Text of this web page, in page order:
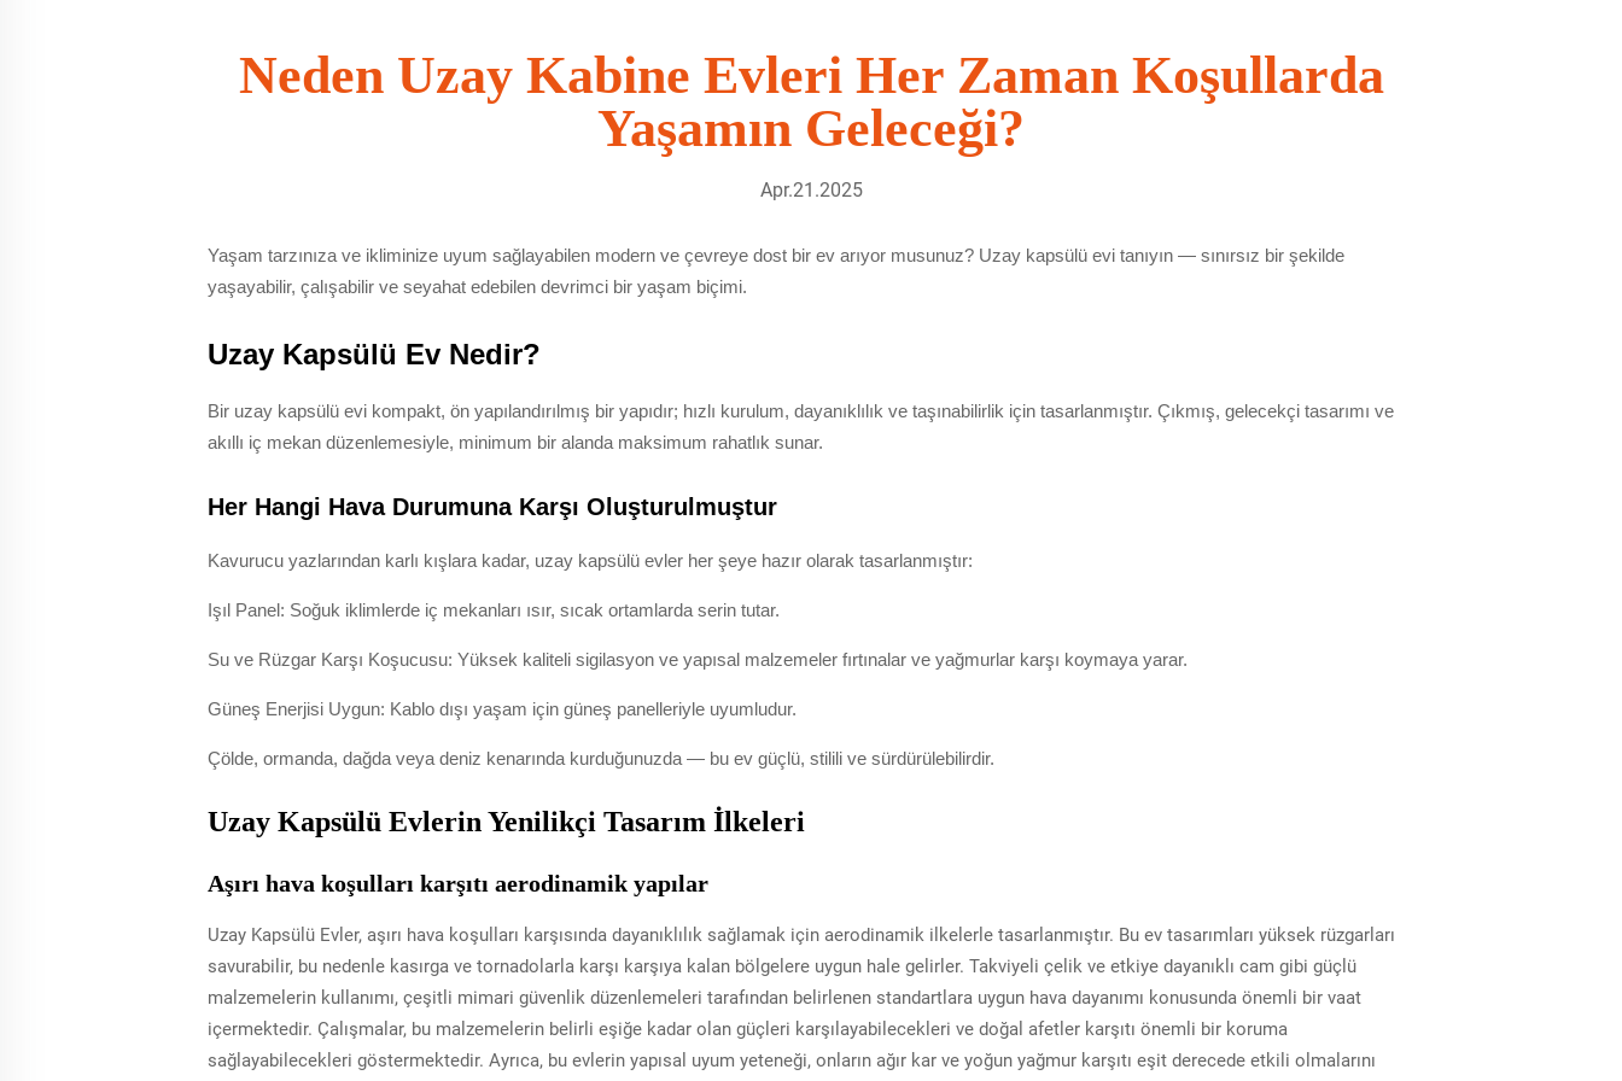
Neden Uzay Kabine Evleri Her Zaman Koşullarda
Yaşamın Geleceği?
Apr.21.2025
Yaşam tarzınıza ve ikliminize uyum sağlayabilen modern ve çevreye dost bir ev arıyor musunuz? Uzay kapsülü evi tanıyın — sınırsız bir şekilde
yaşayabilir, çalışabilir ve seyahat edebilen devrimci bir yaşam biçimi.
Uzay Kapsülü Ev Nedir?
Bir uzay kapsülü evi kompakt, ön yapılandırılmış bir yapıdır; hızlı kurulum, dayanıklılık ve taşınabilirlik için tasarlanmıştır. Çıkmış, gelecekçi tasarımı ve
akıllı iç mekan düzenlemesiyle, minimum bir alanda maksimum rahatlık sunar.
Her Hangi Hava Durumuna Karşı Oluşturulmuştur
Kavurucu yazlarından karlı kışlara kadar, uzay kapsülü evler her şeye hazır olarak tasarlanmıştır:
Işıl Panel: Soğuk iklimlerde iç mekanları ısır, sıcak ortamlarda serin tutar.
Su ve Rüzgar Karşı Koşucusu: Yüksek kaliteli sigilasyon ve yapısal malzemeler fırtınalar ve yağmurlar karşı koymaya yarar.
Güneş Enerjisi Uygun: Kablo dışı yaşam için güneş panelleriyle uyumludur.
Çölde, ormanda, dağda veya deniz kenarında kurduğunuzda — bu ev güçlü, stilili ve sürdürülebilirdir.
Uzay Kapsülü Evlerin Yenilikçi Tasarım İlkeleri
Aşırı hava koşulları karşıtı aerodinamik yapılar
Uzay Kapsülü Evler, aşırı hava koşulları karşısında dayanıklılık sağlamak için aerodinamik ilkelerle tasarlanmıştır. Bu ev tasarımları yüksek rüzgarları
savurabilir, bu nedenle kasırga ve tornadolarla karşı karşıya kalan bölgelere uygun hale gelirler. Takviyeli çelik ve etkiye dayanıklı cam gibi güçlü
malzemelerin kullanımı, çeşitli mimari güvenlik düzenlemeleri tarafından belirlenen standartlara uygun hava dayanımı konusunda önemli bir vaat
içermektedir. Çalışmalar, bu malzemelerin belirli eşiğe kadar olan güçleri karşılayabilecekleri ve doğal afetler karşıtı önemli bir koruma
sağlayabilecekleri göstermektedir. Ayrıca, bu evlerin yapısal uyum yeteneği, onların ağır kar ve yoğun yağmur karşıtı eşit derecede etkili olmalarını